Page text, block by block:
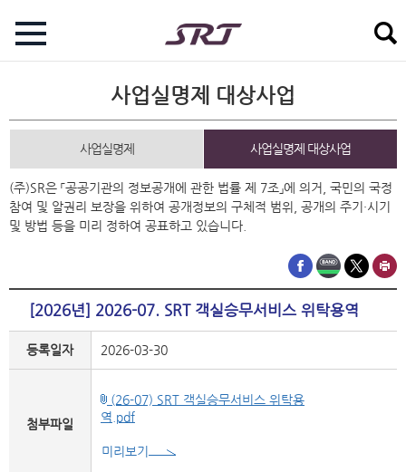
사업실명제 대상사업
사업실명제 사업실명제 대상사업
(주)SR은 「공공기관의 정보공개에 관한 법률 제 7조」에 의거, 국민의 국정
참여 및 알권리 보장을 위하여 공개정보의 구체적 범위, 공개의 주기·시기
및 방법 등을 미리 정하여 공표하고 있습니다.
[2026년] 2026-07. SRT 객실승무서비스 위탁용역
등록일자 2026-03-30
첨부파일
(26-07) SRT 객실승무서비스 위탁용
역.pdf
미리보기